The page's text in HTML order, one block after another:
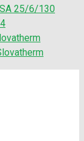
25/6/130